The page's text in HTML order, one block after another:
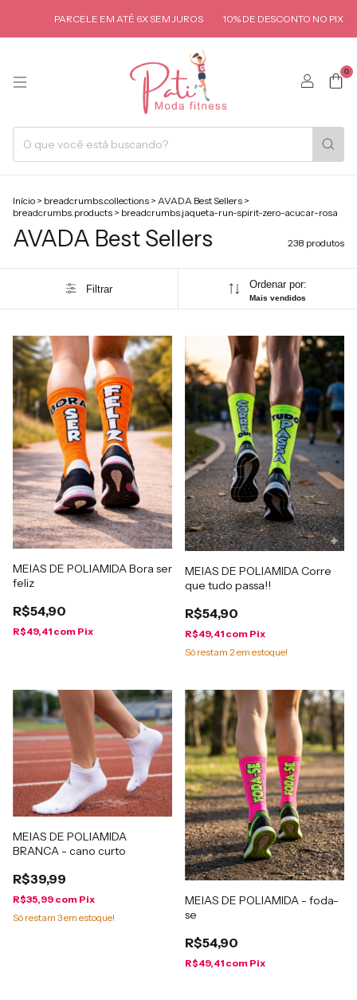
EM ATÉ 6X SEM JUROS 10% DE DESCONTO NO PIX PARCELE EM ATÉ
0
Início > breadcrumbs.collections > AVADA Best Sellers >
breadcrumbs.products > breadcrumbs.jaqueta-run-spirit-zero-acucar-rosa
AVADA Best Sellers 238 produtos
Filtrar Ordenar por:
Mais vendidos
MEIAS DE POLIAMIDA Bora ser
feliz
R$54,90
R$49,41 com Pix
MEIAS DE POLIAMIDA Corre
que tudo passa!!
R$54,90
R$49,41 com Pix
Só restam 2 em estoque!
MEIAS DE POLIAMIDA
BRANCA - cano curto
R$39,99
R$35,99 com Pix
Só restam 3em estoque!
MEIAS DE POLIAMIDA - foda-
se
R$54,90
R$49,41 com Pix